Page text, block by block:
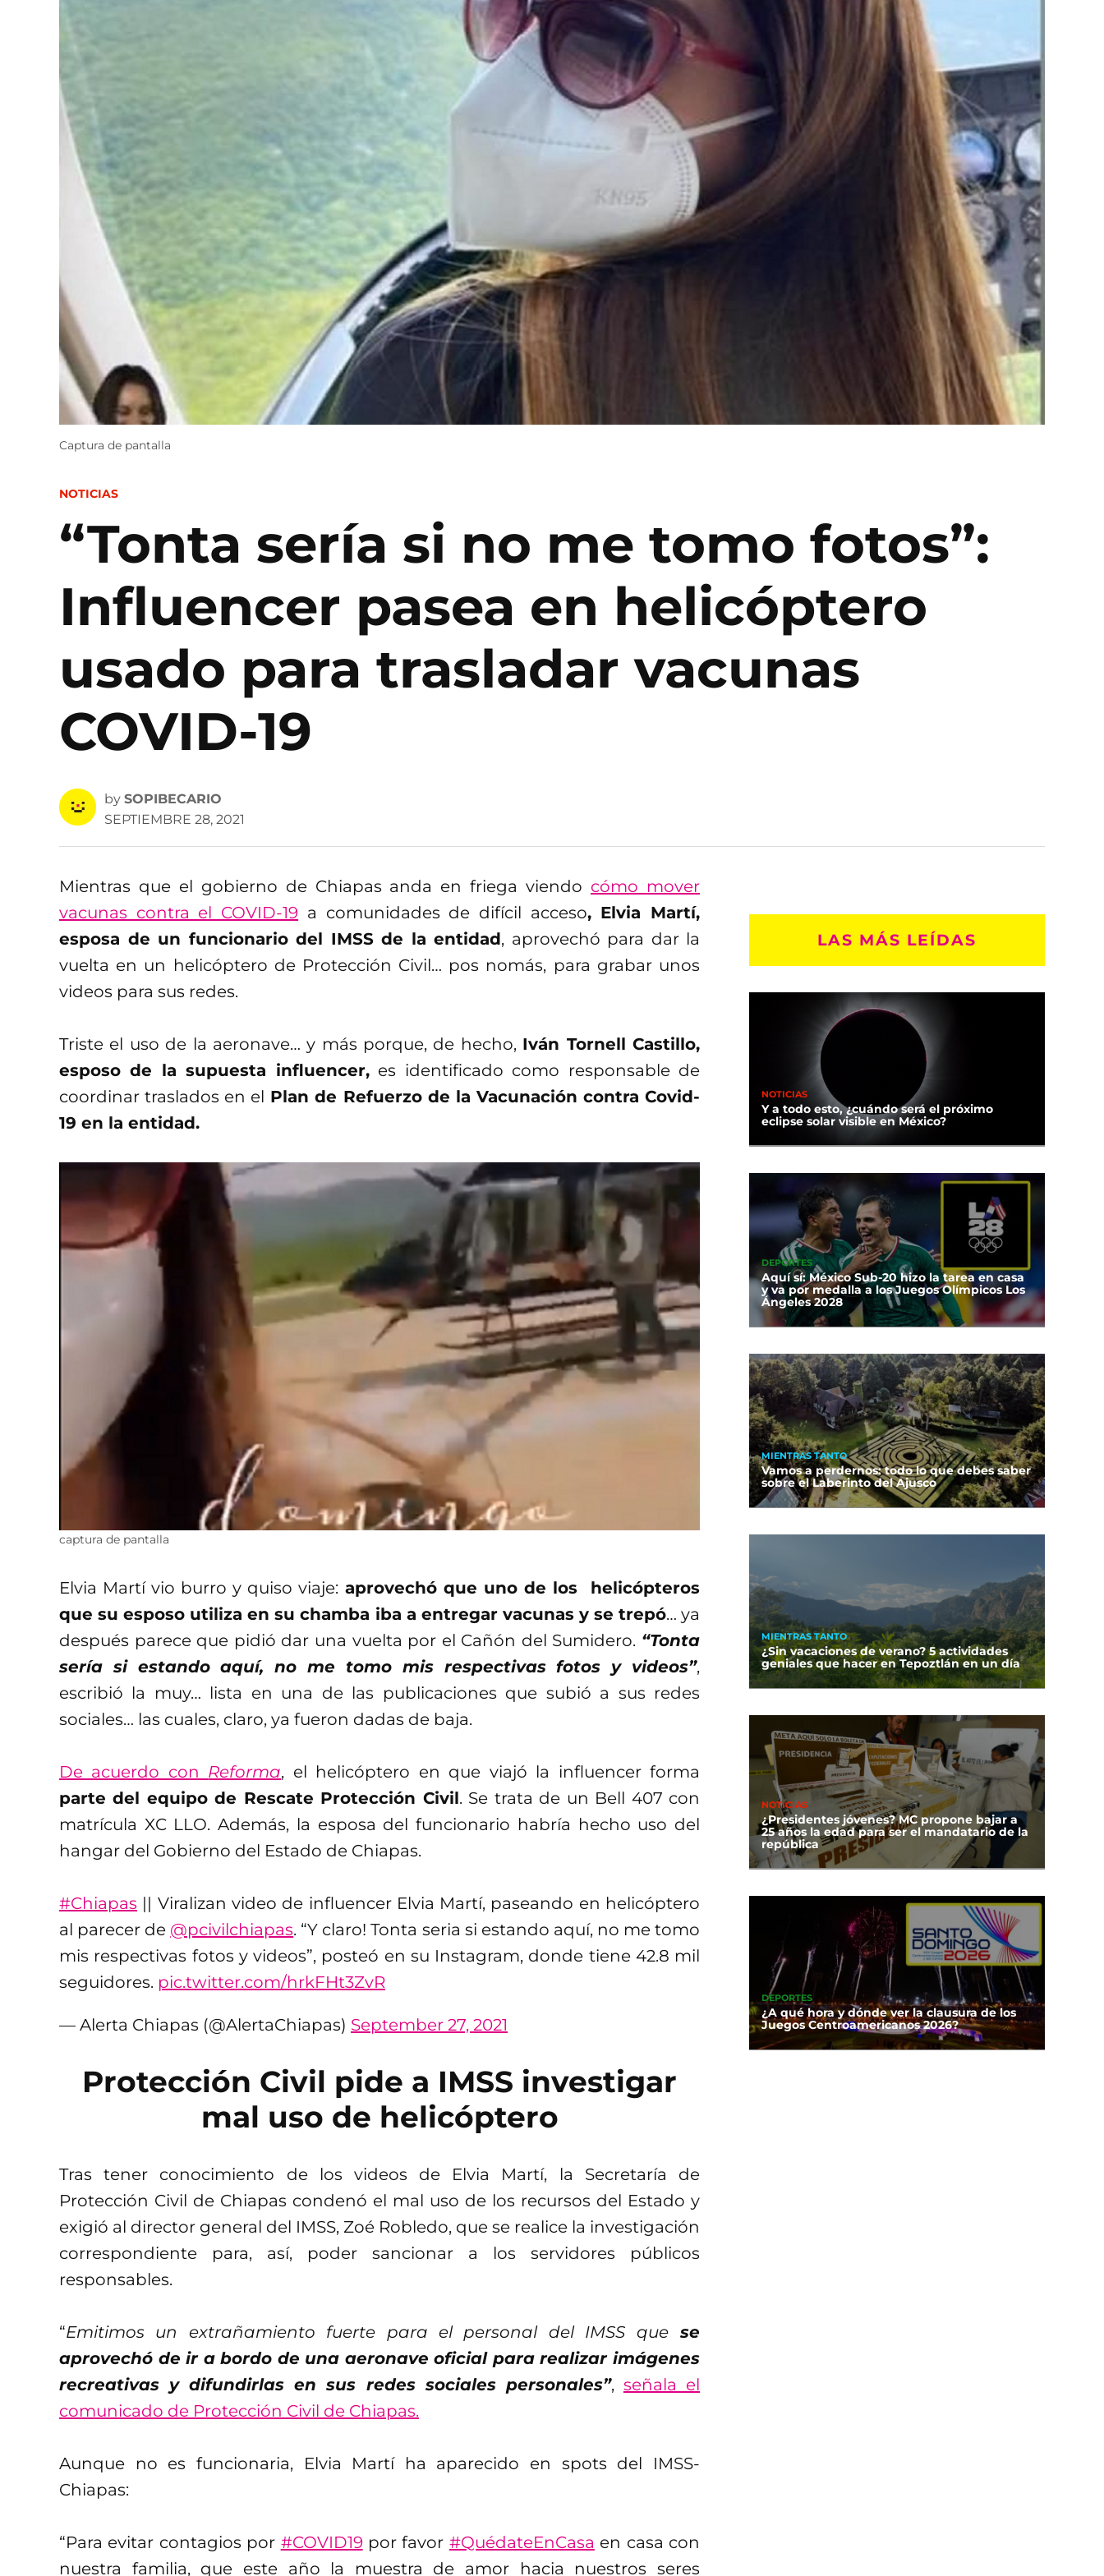
Captura de pantalla
POSTED
NOTICIAS
“Tonta sería si no me tomo fotos”:
Influencer pasea en helicóptero
usado para trasladar vacunas
COVID-19
by SOPIBECARIO
SEPTIEMBRE 28, 2021
Mientras que el gobierno de Chiapas anda en friega viendo cómo mover
vacunas contra el COVID-19 a comunidades de difícil acceso, Elvia Martí,
esposa de un funcionario del IMSS de la entidad, aprovechó para dar la
vuelta en un helicóptero de Protección Civil… pos nomás, para grabar unos
videos para sus redes.
Triste el uso de la aeronave… y más porque, de hecho, Iván Tornell Castillo,
esposo de la supuesta influencer,es identificado como responsable de
coordinar traslados en el Plan de Refuerzo de la Vacunación contra Covid-
19 en la entidad.
captura de pantalla
Elvia Martí vio burro y quiso viaje: aprovechó que uno de los helicópteros
que su esposo utiliza en su chamba iba a entregar vacunas y se trepó… ya
después parece que pidió dar una vuelta por el Cañón del Sumidero. “Tonta
sería si estando aquí, no me tomo mis respectivas fotos y videos”,
escribió la muy… lista en una de las publicaciones que subió a sus redes
sociales… las cuales, claro, ya fueron dadas de baja.
De acuerdo con Reforma, el helicóptero en que viajó la influencer forma
parte del equipo de Rescate Protección Civil. Se trata de un Bell 407 con
matrícula XC LLO. Además, la esposa del funcionario habría hecho uso del
hangar del Gobierno del Estado de Chiapas.
#Chiapas || Viralizan video de influencer Elvia Martí, paseando en helicóptero
al parecer de @pcivilchiapas. “Y claro! Tonta seria si estando aquí, no me tomo
mis respectivas fotos y videos”, posteó en su Instagram, donde tiene 42.8 mil
seguidores. pic.twitter.com/hrkFHt3ZvR
— Alerta Chiapas (@AlertaChiapas) September 27, 2021
Protección Civil pide a IMSS investigar
mal uso de helicóptero
Tras tener conocimiento de los videos de Elvia Martí, la Secretaría de
Protección Civil de Chiapas condenó el mal uso de los recursos del Estado y
exigió al director general del IMSS, Zoé Robledo, que se realice la investigación
correspondiente para, así, poder sancionar a los servidores públicos
responsables.
“Emitimos un extrañamiento fuerte para el personal del IMSS quese
aprovechó de ir a bordo de una aeronave oficial para realizar imágenes
recreativas y difundirlas en sus redes sociales personales”, señala el
comunicado de Protección Civil de Chiapas.
Aunque no es funcionaria, Elvia Martí ha aparecido en spots del IMSS-
Chiapas:
“Para evitar contagios por #COVID19por favor #QuédateEnCasa en casa con
nuestra familia, que este año la muestra de amor hacia nuestros seres
LAS MÁS LEÍDAS
NOTICIAS
Y a todo esto, ¿cuándo será el próximo
eclipse solar visible en México?
DEPORTES
Aquí sí: México Sub-20 hizo la tarea en casa
y va por medalla a los Juegos Olímpicos Los
Ángeles 2028
MIENTRAS TANTO
Vamos a perdernos: todo lo que debes saber
sobre el Laberinto del Ajusco
MIENTRAS TANTO
¿Sin vacaciones de verano? 5 actividades
geniales que hacer en Tepoztlán en un día
NOTICIAS
¿Presidentes jóvenes? MC propone bajar a
25 años la edad para ser el mandatario de la
república
DEPORTES
¿A qué hora y dónde ver la clausura de los
Juegos Centroamericanos 2026?